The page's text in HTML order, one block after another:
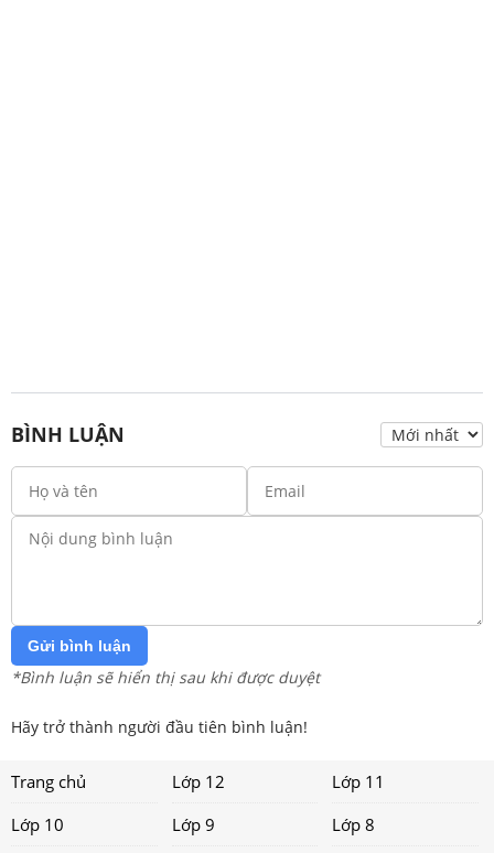
BÌNH LUẬN
Gửi bình luận
*Bình luận sẽ hiển thị sau khi được duyệt
Hãy trở thành người đầu tiên bình luận!
Trang chủ Lớp 12
Lớp 11
Lớp 10
Lớp 9 Lớp 8